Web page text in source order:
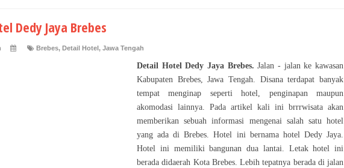
Dedy Jaya Brebes
Brebes, Detail Hotel, Jawa Tengah
Detail Hotel Dedy Jaya Brebes.Jalan - jalan ke kawasan
Kabupaten Brebes, Jawa Tengah. Disana terdapat banyak
tempat menginap seperti hotel, penginapan maupun
akomodasi lainnya. Pada artikel kali ini brrrwisata akan
memberikan sebuah informasi mengenai salah satu hotel
yang ada di Brebes. Hotel ini bernama hotel Dedy Jaya.
Hotel ini memiliki bangunan dua lantai. Letak hotel ini
berada didaerah Kota Brebes. Lebih tepatnya berada di jalan